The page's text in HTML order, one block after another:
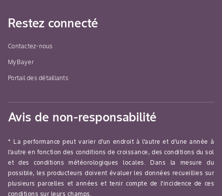
Restez connecté
Contactez-nous
MyBayer
Portail des détaillants
Avis de non-responsabilité
* La performance peut varier d’un endroit à l’autre et d’une année à
l’autre en fonction des conditions de croissance, des conditions du sol
et des conditions météorologiques locales. Dans la mesure du
possible, les producteurs doivent évaluer les données recueillies sur
plusieurs parcelles et années et tenir compte de l’incidence de ces
conditions sur leurs champs.